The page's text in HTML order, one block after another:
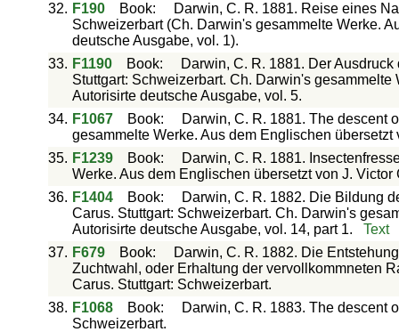
32. F190 Book:
Darwin, C. R. 1881. Reise eines
Schweizerbart (Ch. Darwin's gesammelte Werke.
deutsche Ausgabe, vol. 1).
33. F1190 Book:
Darwin, C. R. 1881. Der
Stuttgart: Schweizerbart. Ch. Darwin's
Autorisirte deutsche Ausgabe, vol. 5.
34. F1067 Book:
Darwin, C. R. 1881. The descent
gesammelte Werke. Aus dem Englischen
35. F1239 Book:
Darwin, C. R. 1881.
Werke. Aus dem Englischen übersetzt von J.
36. F1404 Book:
Darwin, C. R. 1882. Die Bildung
Carus. Stuttgart: Schweizerbart. Ch. Darwin's
Autorisirte deutsche Ausgabe, vol. 14, part 1.
Text
37. F679 Book:
Darwin, C. R. 1882. Die
Zuchtwahl, oder Erhaltung der vervollkommneten
Carus. Stuttgart: Schweizerbart.
38. F1068 Book:
Darwin, C. R. 1883. The descent
Schweizerbart.